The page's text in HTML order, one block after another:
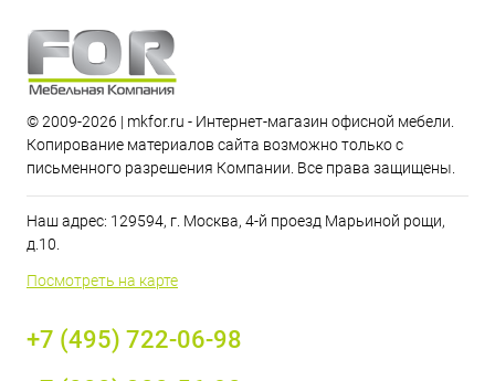
© 2009-2026 | mkfor.ru - Интернет-магазин офисной мебели.
Копирование материалов сайта возможно только с
письменного разрешения Компании. Все права защищены.
Наш адрес: 129594, г. Москва, 4-й проезд Марьиной рощи,
д.10.
Посмотреть на карте
+7 (495) 722-06-98